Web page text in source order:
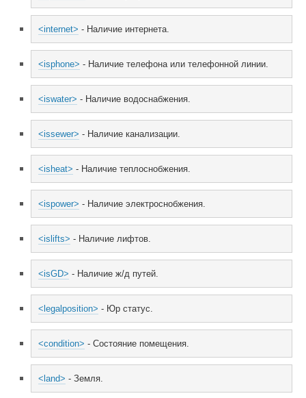
<internet> - Наличие интернета.
<isphone> - Наличие телефона или телефонной линии.
<iswater> - Наличие водоснабжения.
<issewer> - Наличие канализации.
<isheat> - Наличие теплоснобжения.
<ispower> - Наличие электроснобжения.
<islifts> - Наличие лифтов.
<isGD> - Наличие ж/д путей.
<legalposition> - Юр статус.
<condition> - Состояние помещения.
<land> - Земля.